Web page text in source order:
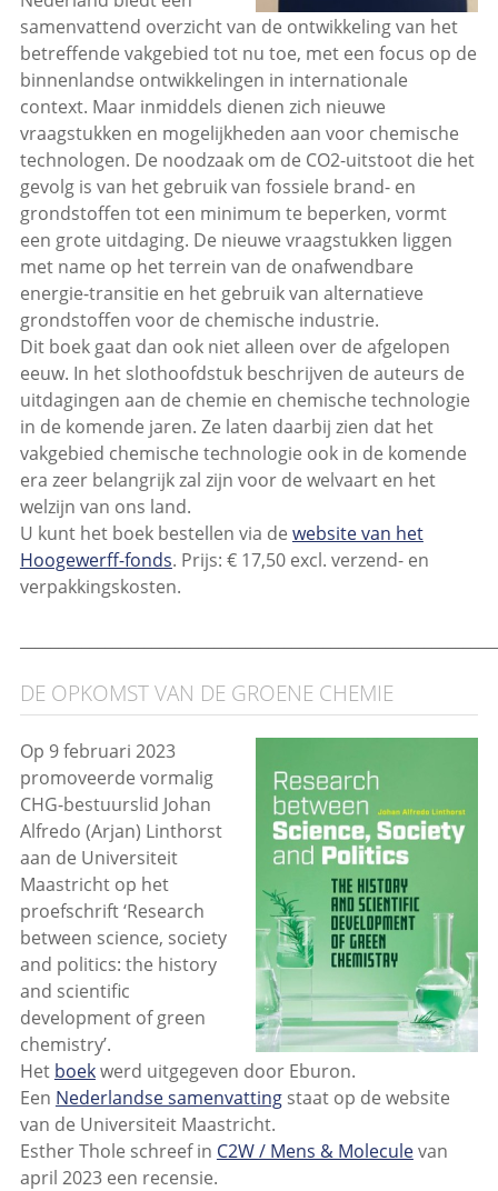
samenvattend overzicht van de ontwikkeling van het
betreffende vakgebied tot nu toe, met een focus op de
binnenlandse ontwikkelingen in internationale
context. Maar inmiddels dienen zich nieuwe
vraagstukken en mogelijkheden aan voor chemische
technologen. De noodzaak om de CO2-uitstoot die het
gevolg is van het gebruik van fossiele brand- en
grondstoffen tot een minimum te beperken, vormt
een grote uitdaging. De nieuwe vraagstukken liggen
met name op het terrein van de onafwendbare
energie-transitie en het gebruik van alternatieve
grondstoffen voor de chemische industrie.
Dit boek gaat dan ook niet alleen over de afgelopen
eeuw. In het slothoofdstuk beschrijven de auteurs de
uitdagingen aan de chemie en chemische technologie
in de komende jaren. Ze laten daarbij zien dat het
vakgebied chemische technologie ook in de komende
era zeer belangrijk zal zijn voor de welvaart en het
welzijn van ons land.
U kunt het boek bestellen via de website van het
Hoogewerff-fonds. Prijs: € 17,50 excl. verzend- en
verpakkingskosten.
DE OPKOMST VAN DE GROENE CHEMIE
Op 9 februari 2023
promoveerde vormalig
CHG-bestuurslid Johan
Alfredo (Arjan) Linthorst
aan de Universiteit
Maastricht op het
proefschrift ‘Research
between science, society
and politics: the history
and scientific
development of green
chemistry’.
Het boekwerd uitgegeven door Eburon.
Een Nederlandse samenvattingstaat op de website
van de Universiteit Maastricht.
Esther Thole schreef in C2W / Mens & Moleculevan
april 2023 een recensie.